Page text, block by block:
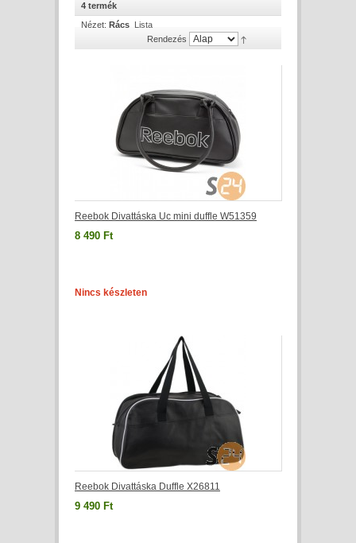
4 termék
Nézet: Rács Lista
Rendezés
Reebok Divattáska Uc mini duffle W51359
8 490 Ft
Nincs készleten
Reebok Divattáska Duffle X26811
9 490 Ft